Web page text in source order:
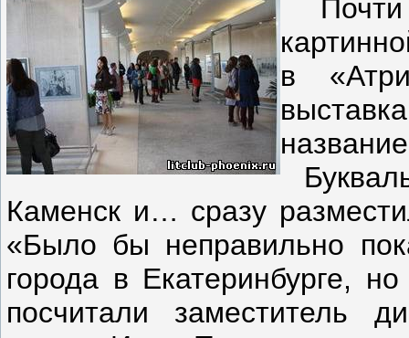
Почти
в
Каменск и… сразу
«Было бы неправильно
города в Екатеринбурге,
посчитали заместитель